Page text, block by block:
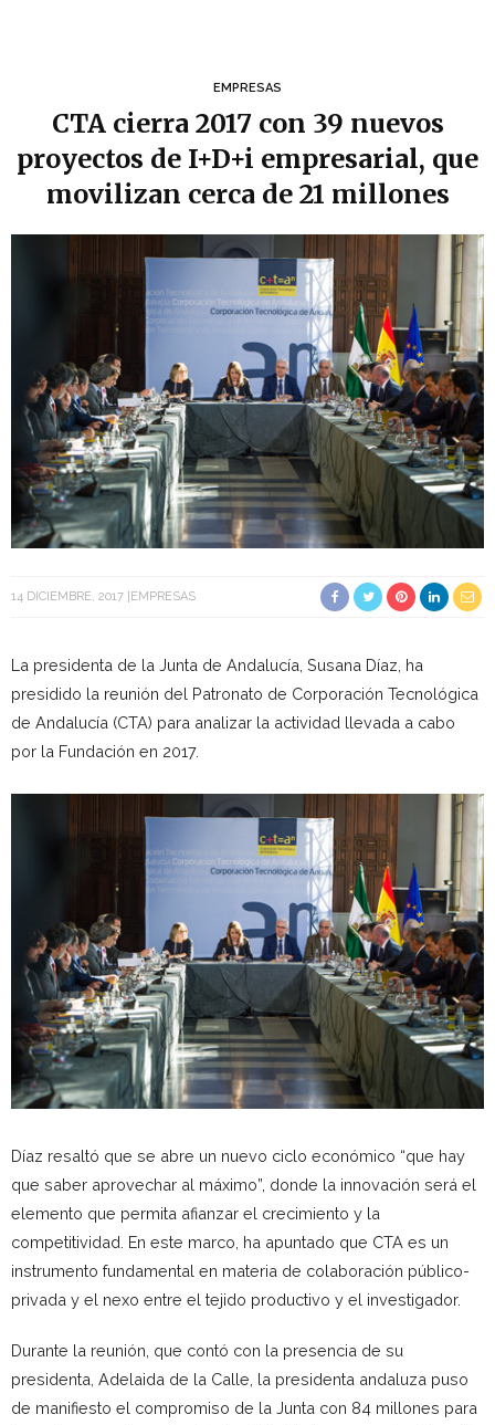
EMPRESAS
CTA cierra 2017 con 39 nuevos
proyectos de I+D+i empresarial, que
movilizan cerca de 21 millones
14 DICIEMBRE, 2017 EMPRESAS
La presidenta de la Junta de Andalucía, Susana Díaz, ha
presidido la reunión del Patronato de Corporación Tecnológica
de Andalucía (CTA) para analizar la actividad llevada a cabo
por la Fundación en 2017.
Díaz resaltó que se abre un nuevo ciclo económico “que hay
que saber aprovechar al máximo”, donde la innovación será el
elemento que permita afianzar el crecimiento y la
competitividad. En este marco, ha apuntado que CTA es un
instrumento fundamental en materia de colaboración público-
privada y el nexo entre el tejido productivo y el investigador.
Durante la reunión, que contó con la presencia de su
presidenta, Adelaida de la Calle, la presidenta andaluza puso
de manifiesto el compromiso de la Junta con 84 millones para